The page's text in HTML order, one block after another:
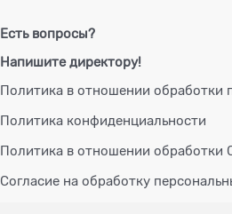
Есть вопросы?
Напишите директору!
Политика в отношении обработки
Политика конфиденциальности
Политика в отношении обработки
Согласие на обработку